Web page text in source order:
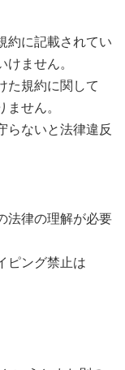
約に記載されてい
ません。
た規約に関して
せん。
らないと法律違反
法律の理解が必要
ピング禁止は